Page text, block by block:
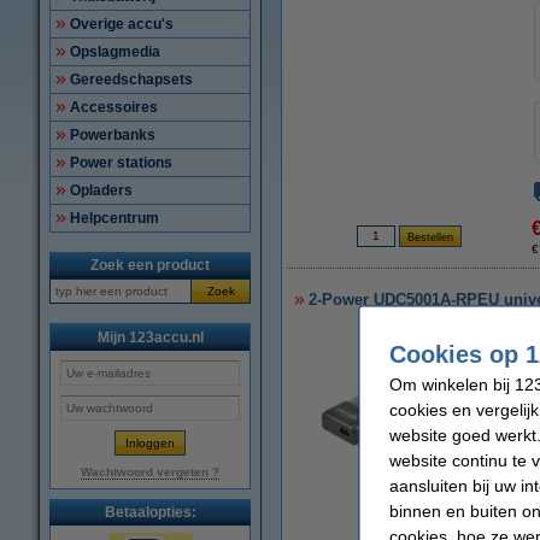
Overige accu's
Opslagmedia
Gereedschapsets
Accessoires
Powerbanks
Power stations
Opladers
Helpcentrum
Zoek een product
Zoek
Mijn 123accu.nl
Wachtwoord vergeten ?
Betaalopties:
2-Power UDC5001A-RPEU
vergroten
Cookies op
Om winkelen bij
cookies en
website goed
website continu te
aansluiten bij uw
binnen en buiten
cookies, hoe ze